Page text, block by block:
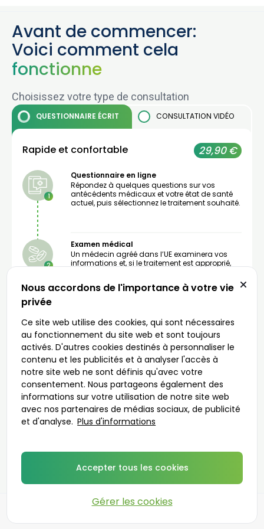
Avant de commencer:
Voici comment cela
fonctionne
Choisissez votre type de consultation
QUESTIONNAIRE ÉCRIT CONSULTATION VIDÉO
Rapide et confortable 29,90 €
1
Questionnaire en ligne
Répondez à quelques questions sur vos
antécédents médicaux et votre état de santé
actuel, puis sélectionnez le traitement souhaité.
2
Examen médical
Un médecin agréé dans l’UE examinera vos
informations et, si le traitement est approprié,
nécessaire).
3
La pharmacie sélectionnée enverra votre
médicament dans un emballage discret à
l’adresse que vous aurez indiquée. Vous
pouvez également le récupérer directement sur
place.
C’est parti
Médecins prescripteurs
Nous accordons de l'importance à votre vie
privée
Ce site web utilise des cookies, qui sont nécessaires
au fonctionnement du site web et sont toujours
activés. D'autres cookies destinés à personnaliser le
contenu et les publicités et à analyser l'accès à
notre site web ne sont définis qu'avec votre
consentement. Nous partageons également des
informations sur votre utilisation de notre site web
avec nos partenaires de médias sociaux, de publicité
et d'analyse. Plus d'informations
Accepter tous les cookies
Gérer les cookies